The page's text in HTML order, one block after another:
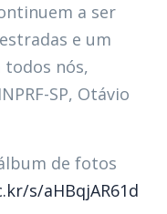
a ser
e um
todos nós,
SP, Otávio
de fotos
s/aHBqjAR61d